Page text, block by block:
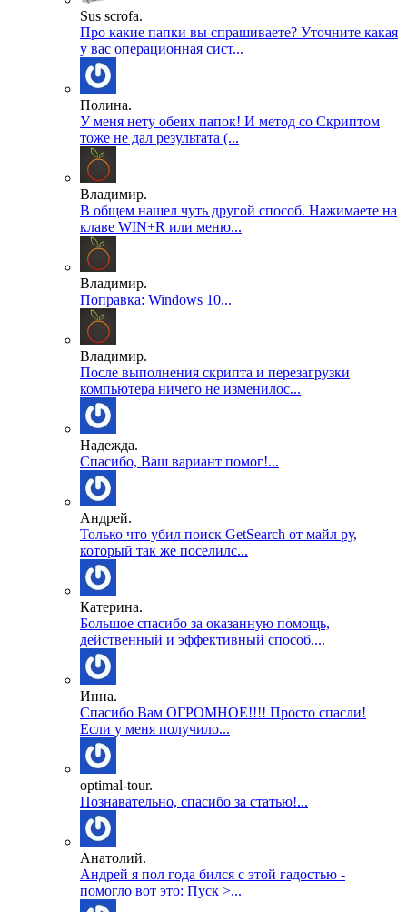
Sus scrofa.
Про какие папки вы спрашиваете? Уточните какая
у вас операционная сист...
Полина.
У меня нету обеих папок! И метод со Скриптом
тоже не дал результата (...
Владимир.
В общем нашел чуть другой способ. Нажимаете на
клаве WIN+R или меню...
Владимир.
Поправка: Windows 10...
Владимир.
После выполнения скрипта и перезагрузки
компьютера ничего не изменилос...
Надежда.
Спасибо, Ваш вариант помог!...
Андрей.
Только что убил поиск GetSearch от майл ру,
который так же поселилс...
Катерина.
Большое спасибо за оказанную помощь,
действенный и эффективный способ,...
Инна.
Спасибо Вам ОГРОМНОЕ!!!! Просто спасли!
Если у меня получило...
optimal-tour.
Познавательно, спасибо за статью!...
Анатолий.
Андрей я пол года бился с этой гадостью -
помогло вот это: Пуск >...